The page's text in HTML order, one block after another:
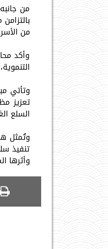
من
من
وأكد
وتأتي
تعزيز
السلع
وتُمثل
تنفيذ
وأثرها